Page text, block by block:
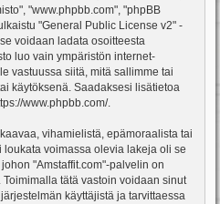
"www.phpbb.com", "phpBB
"General Public License v2" -
voidaan ladata osoitteesta
luo vain ympäristön internet-
vastuussa siitä, mitä sallimme tai
käytöksenä. Saadaksesi lisätietoa
www.phpbb.com/.
vihamielistä, epämoraalista tai
voimassa olevia lakeja oli se
"Amstaffit.com"-palvelin on
tätä vastoin voidaan sinut
käyttäjistä ja tarvittaessa